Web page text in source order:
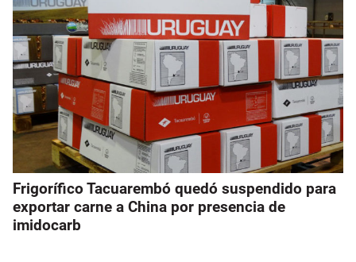
Frigorífico Tacuarembó quedó suspendido para
exportar carne a China por presencia de
imidocarb